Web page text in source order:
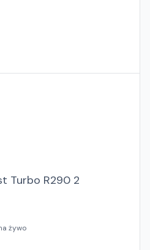
Turbo R290 2
żywo